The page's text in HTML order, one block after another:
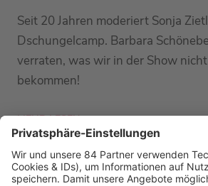
Seit 20 Jahren moderiert Sonja
Dschungelcamp. Barbara
verraten, was wir in der Show
bekommen!
MEHR LESEN
PODCAST-GÄSTE: MEHR